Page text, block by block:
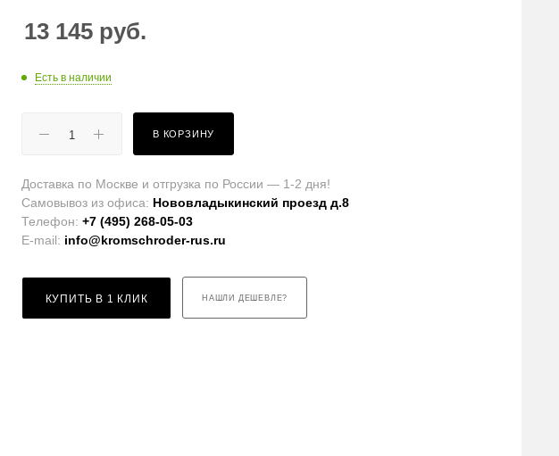
13 145 руб.
Есть в наличии
В КОРЗИНУ
Доставка по Москве и отгрузка по России — 1-2 дня!
Самовывоз из офиса: Нововладыкинский проезд д.8
Телефон:+7 (495) 268-05-03
E-mail: info@kromschroder-rus.ru
КУПИТЬ В 1 КЛИК НАШЛИ ДЕШЕВЛЕ?